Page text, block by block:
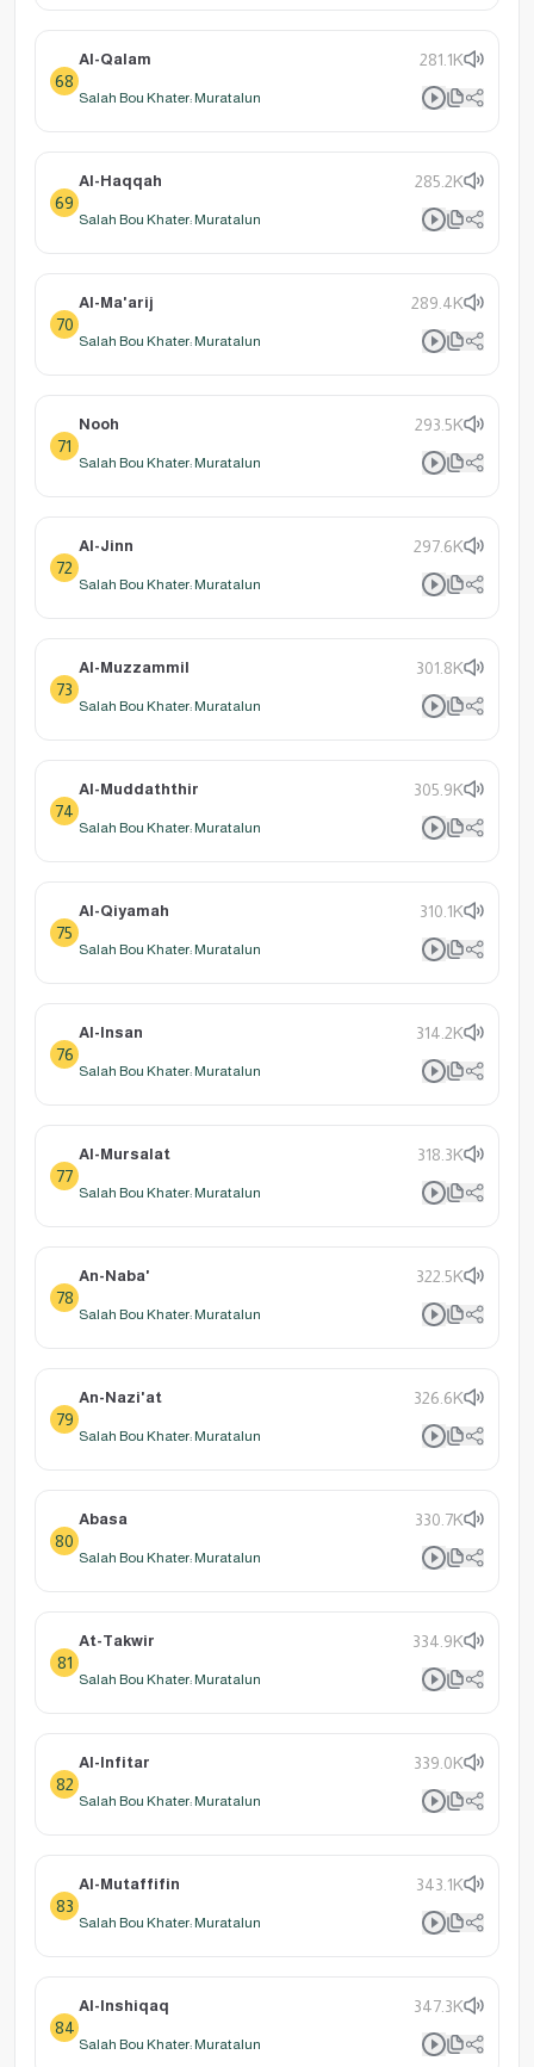
68
Al-Qalam 281.1K
Salah Bou Khater: Muratalun
69
Al-Haqqah 285.2K
Salah Bou Khater: Muratalun
70
Al-Ma'arij 289.4K
Salah Bou Khater: Muratalun
71
Nooh 293.5K
Salah Bou Khater: Muratalun
72
Al-Jinn 297.6K
Salah Bou Khater: Muratalun
73
Al-Muzzammil 301.8K
Salah Bou Khater: Muratalun
74
Al-Muddaththir 305.9K
Salah Bou Khater: Muratalun
75
Al-Qiyamah 310.1K
Salah Bou Khater: Muratalun
76
Al-Insan 314.2K
Salah Bou Khater: Muratalun
77
Al-Mursalat 318.3K
Salah Bou Khater: Muratalun
78
An-Naba' 322.5K
Salah Bou Khater: Muratalun
79
An-Nazi'at 326.6K
Salah Bou Khater: Muratalun
80
Abasa 330.7K
Salah Bou Khater: Muratalun
81
At-Takwir 334.9K
Salah Bou Khater: Muratalun
82
Al-Infitar 339.0K
Salah Bou Khater: Muratalun
83
Al-Mutaffifin 343.1K
Salah Bou Khater: Muratalun
84
Al-Inshiqaq 347.3K
Salah Bou Khater: Muratalun